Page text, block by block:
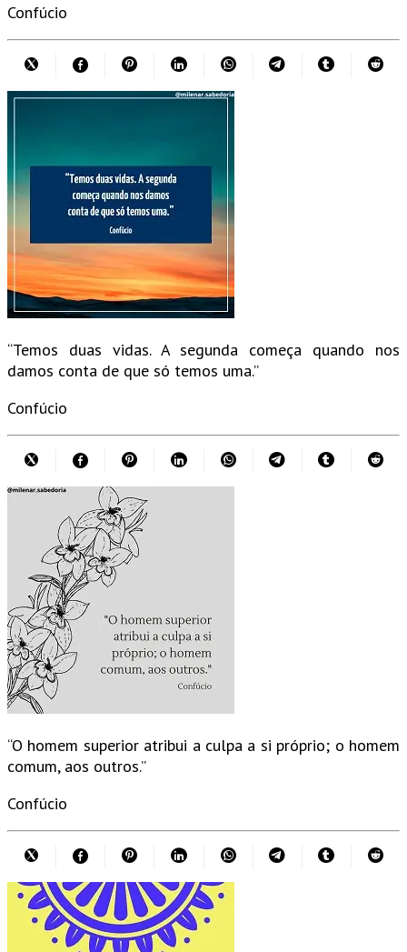
Confúcio
“Temos duas vidas. A segunda começa quando nos
damos conta de que só temos uma.”
Confúcio
“O homem superior atribui a culpa a si próprio; o homem
comum, aos outros.”
Confúcio